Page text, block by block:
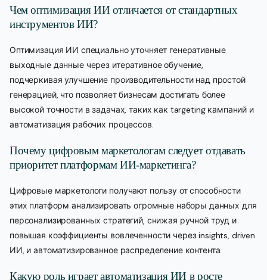
Чем оптимизация ИИ отличается от стандартных
инструментов ИИ?
Оптимизация ИИ специально уточняет генеративные
выходные данные через итеративное обучение,
подчеркивая улучшение производительности над простой
генерацией, что позволяет бизнесам достигать более
высокой точности в задачах, таких как targeting кампаний и
автоматизация рабочих процессов.
Почему цифровым маркетологам следует отдавать
приоритет платформам ИИ-маркетинга?
Цифровые маркетологи получают пользу от способности
этих платформ анализировать огромные наборы данных для
персонализированных стратегий, снижая ручной труд и
повышая коэффициенты вовлеченности через insights, driven
ИИ, и автоматизированное распределение контента.
Какую роль играет автоматизация ИИ в росте